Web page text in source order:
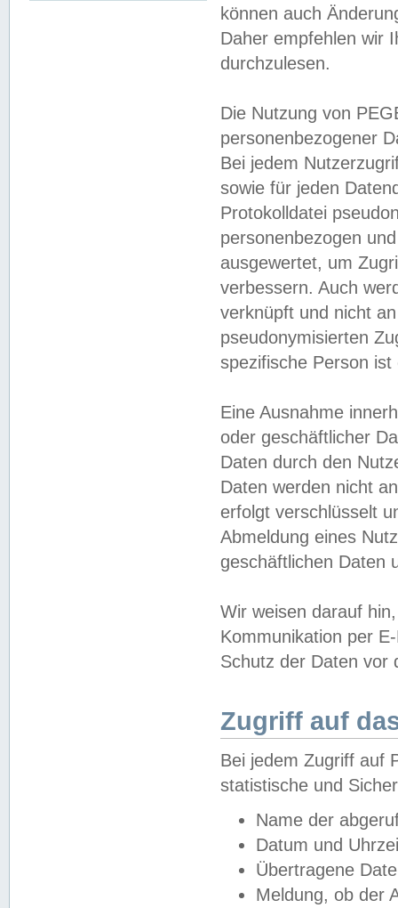
können auch
Daher empfehlen wir
durchzulesen.
Die Nutzung von
personenbezogener
Bei jedem
sowie für jeden
Protokolldatei
personenbezogen
ausgewertet, um
verbessern. Auch
verknüpft und nicht
pseudonymisierten
spezifische Person
Eine Ausnahme
oder geschäftlicher
Daten durch den
Daten werden nicht
erfolgt verschlüsselt
Abmeldung eines
geschäftlichen Daten
Wir weisen darauf
Kommunikation per
Schutz der Daten vor
Zugriff auf
Bei jedem Zugriff auf
statistische und
Name der
Datum und
Übertragene
Meldung, ob der